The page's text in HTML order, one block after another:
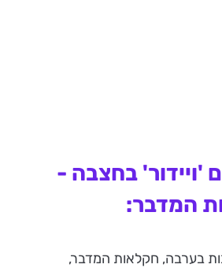
'ויידור' בחצבה -
המדבר:
בערבה, חקלאות המדבר,